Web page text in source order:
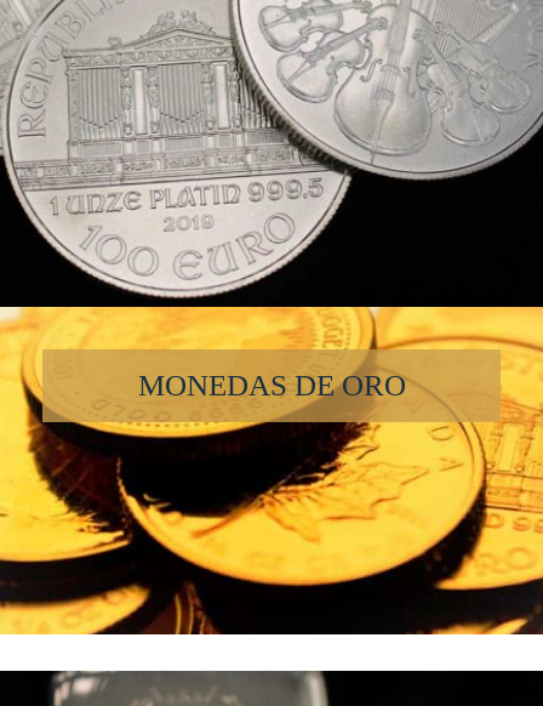
MONEDAS DE ORO